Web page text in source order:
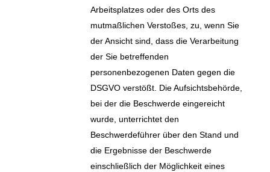
Arbeitsplatzes oder des Orts des
mutmaßlichen Verstoßes, zu, wenn Sie
der Ansicht sind, dass die Verarbeitung
der Sie betreffenden
personenbezogenen Daten gegen die
DSGVO verstößt. Die Aufsichtsbehörde,
bei der die Beschwerde eingereicht
wurde, unterrichtet den
Beschwerdeführer über den Stand und
die Ergebnisse der Beschwerde
einschließlich der Möglichkeit eines